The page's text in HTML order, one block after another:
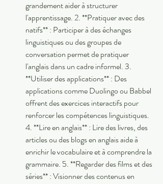
grandement aider à structurer
l'apprentissage. 2. **Pratiquer avec des
natifs** : Participer à des échanges
linguistiques ou des groupes de
conversation permet de pratiquer
l'anglais dans un cadre informel. 3.
**Utiliser des applications** : Des
applications comme Duolingo ou Babbel
offrent des exercices interactifs pour
renforcer les compétences linguistiques.
4. **Lire en anglais** : Lire des livres, des
articles ou des blogs en anglais aide à
enrichir le vocabulaire et à comprendre la
grammaire. 5. **Regarder des films et des
séries** : Visionner des contenus en